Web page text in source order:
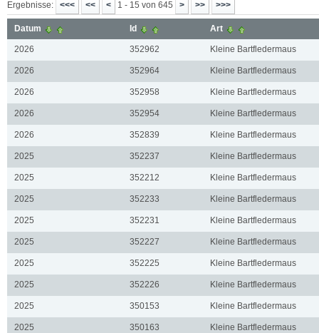
Ergebnisse: 1 - 15 von 645
Datum Id Art
2026 352962 Kleine Bartfledermaus
2026 352964 Kleine Bartfledermaus
2026 352958 Kleine Bartfledermaus
2026 352954 Kleine Bartfledermaus
2026 352839 Kleine Bartfledermaus
2025 352237 Kleine Bartfledermaus
2025 352212 Kleine Bartfledermaus
2025 352233 Kleine Bartfledermaus
2025 352231 Kleine Bartfledermaus
2025 352227 Kleine Bartfledermaus
2025 352225 Kleine Bartfledermaus
2025 352226 Kleine Bartfledermaus
2025 350153 Kleine Bartfledermaus
2025 350163 Kleine Bartfledermaus